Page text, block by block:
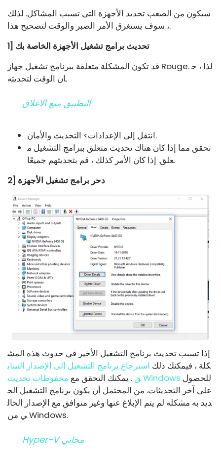
سيكون من الصعب تحديد الأجهزة التي تسبب المشاكل. لذلك
، سوف يستغرق الأمر الصبر والوقت لتصحيح هذا.
1] تحديث برامج تشغيل الأجهزة الخاصة بك
قد تكون المشكلة متعلقة ببرنامج تشغيل جهاز Rouge. لذا ، ح
ان الوقت لتحديثه.
التطبيق منع الاغلاق
انتقل إلى الإعدادات> التحديث والأمان.
تحقق مما إذا كان هناك تحديث متعلق ببرامج التشغيل م
علق. إذا كان الأمر كذلك ، قم بتحديثهم جميعًا.
2] دحر برامج تشغيل الأجهزة
إذا تسبب تحديث برنامج التشغيل الأخير في حدوث هذه المش
كلة ، فيمكنك ذلك استرجاع برنامج التشغيل إلى الإصدار الساب
ق . يمكنك التحقق مع محفوظات تحديث Windows
على آخر التحديثات. من المحتمل أن يكون برنامج التشغيل الج
ديد به مشكلة لم يتم الإبلاغ عنها وغير متوافق مع الإصدار الحال
ي من Windows.
Hyper-V مجاني